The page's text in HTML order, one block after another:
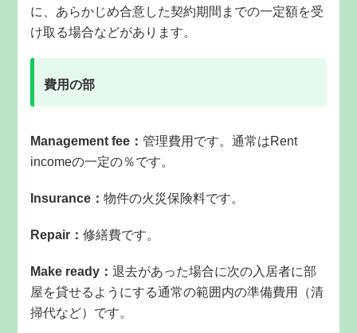
に、あらかじめ合意した契約期間までの一定額を受
け取る場合などがあります。
費用の部
Management fee：管理費用です。通常はRent
incomeの一定の％です。
Insurance：物件の火災保険料です。
Repair：修繕費です。
Make ready：退去があった場合に次の入居者に部
屋を貸せるようにする通常の範囲内の準備費用（清
掃代など）です。